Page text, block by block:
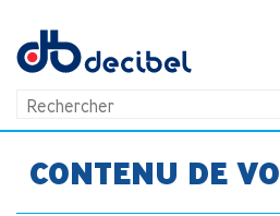
CONTENU DE